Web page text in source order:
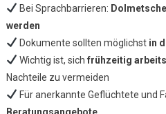
Bei Sprachbarrieren:
werden
Dokumente sollten möglichst in
Wichtig ist, sich frühzeitig
Nachteile zu vermeiden
Für anerkannte Geflüchtete und